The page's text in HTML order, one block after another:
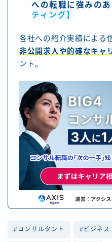
への転職に強みのあ
ティング】
各社への紹介実績による
非公開求人や的確なキャ
ント。
#コンサルタント #ビジネス